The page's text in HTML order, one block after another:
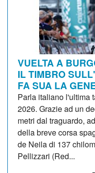
VUELTA A
IL TIMBRO
FA SUA LA
Parla italiano l'ultima
2026. Grazie ad un
metri dal traguardo,
della breve corsa
de Neila di 137
Pellizzari (Red...